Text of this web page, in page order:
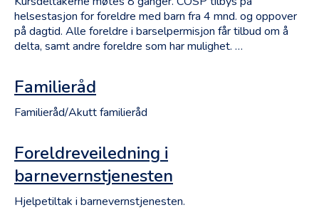
helsestasjon for foreldre med barn fra 4 mnd. og oppover
på dagtid. Alle foreldre i barselpermisjon får tilbud om å
delta, samt andre foreldre som har mulighet. …
Familieråd
Familieråd/Akutt familieråd
Foreldreveiledning i
barnevernstjenesten
Hjelpetiltak i barnevernstjenesten.